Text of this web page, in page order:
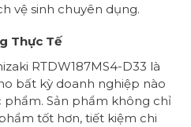
vệ sinh chuyên dụng.
Thực Tế
RTDW187MS4-D33 là
bất kỳ doanh nghiệp nào
Sản phẩm không chỉ
tốt hơn, tiết kiệm chi